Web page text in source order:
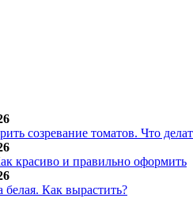
созревание томатов. Что
красиво и правильно оформить
белая. Как вырастить?